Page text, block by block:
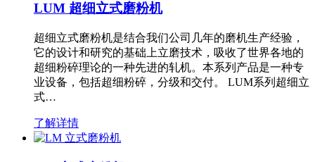
LUM 超细立式磨粉机
超细立式磨粉机是结合我们公司几年的磨机生产经验，
它的设计和研究的基础上立磨技术，吸收了世界各地的
超细粉碎理论的一种先进的轧机。本系列产品是一种专
业设备，包括超细粉碎，分级和交付。 LUM系列超细立
式…
了解详情